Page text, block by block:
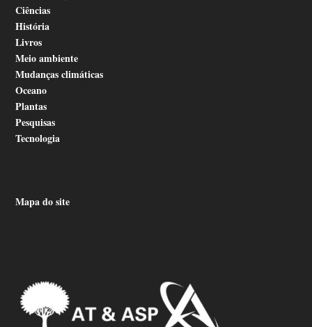
Ciências
História
Livros
Meio ambiente
Mudanças climáticas
Oceano
Plantas
Pesquisas
Tecnologia
Mapa do site